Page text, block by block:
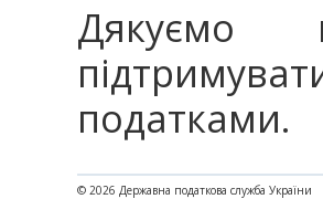
Дякуємо
податками.
© 2026 Державна податкова служба України